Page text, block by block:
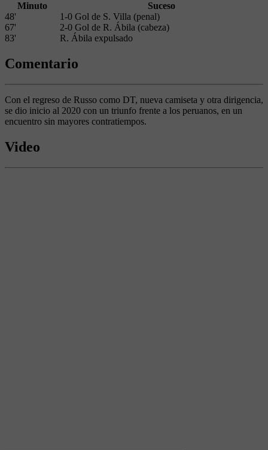
Minuto
Suceso
48'
1-0 Gol de S. Villa (penal)
67'
2-0 Gol de R. Ábila (cabeza)
83'
R. Ábila expulsado
Comentario
Con el regreso de Russo como DT, nueva camiseta y otra dirigencia,
se dio inicio al 2020 con un triunfo frente a los peruanos, en un
encuentro sin mayores contratiempos.
Video